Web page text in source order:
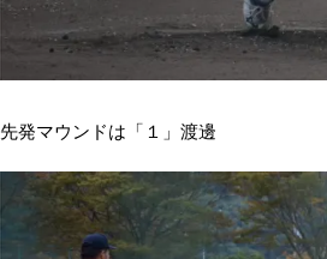
先発マウンドは「１」渡邊